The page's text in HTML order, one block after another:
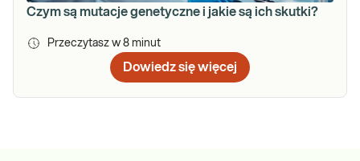
Czym są mutacje genetyczne i jakie są ich skutki?
Przeczytasz w 8 minut
Dowiedz się więcej